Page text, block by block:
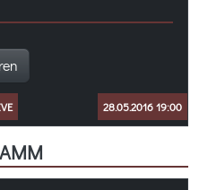
28.05.2016 19:00